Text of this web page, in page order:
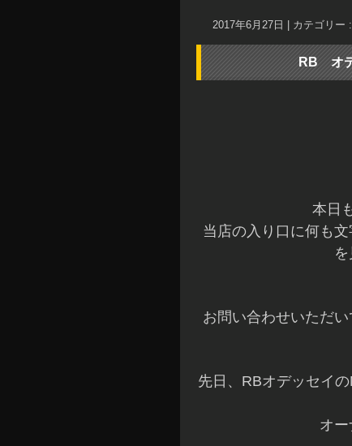
2017年6月27日 カテゴリー :
RB オ
本日
当店の入り口に何も
お問い合わせいただ
先日、RBオデッセイ
オ